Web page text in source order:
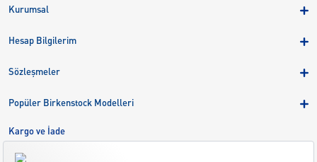
Kurumsal
Birkenstock Group
Kariyer
Hesap Bilgilerim
Sipariş Takibi
Sözleşmeler
Kargo ve İade
Çerez Tercihlerini Yönetin
Popüler Birkenstock Modelleri
Kargo ve İade
Bize Ulaşın